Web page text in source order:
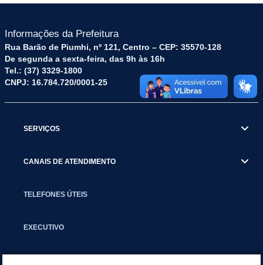
Informações da Prefeitura
Rua Barão de Piumhi, nº 121, Centro – CEP: 35570-128
De segunda a sexta-feira, das 9h às 16h
Tel.: (37) 3329-1800
CNPJ: 16.784.720/0001-25
SERVIÇOS
CANAIS DE ATENDIMENTO
TELEFONES ÚTEIS
EXECUTIVO